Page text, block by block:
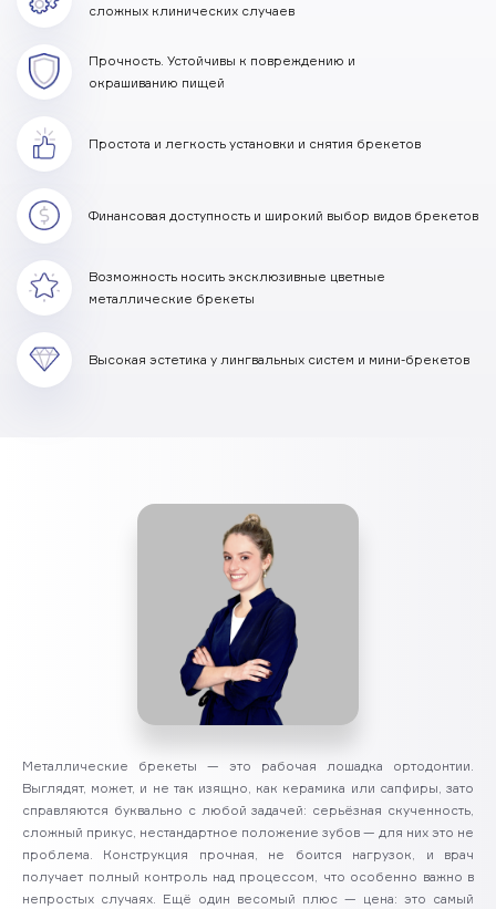
сложных клинических случаев
Прочность. Устойчивы к повреждению и
окрашиванию пищей
Простота и легкость установки и снятия брекетов
Финансовая доступность и широкий выбор видов брекетов
Возможность носить эксклюзивные цветные
металлические брекеты
Высокая эстетика у лингвальных систем и мини-брекетов
Металлические брекеты — это рабочая лошадка ортодонтии.
Выглядят, может, и не так изящно, как керамика или сапфиры, зато
справляются буквально с любой задачей: серьёзная скученность,
сложный прикус, нестандартное положение зубов — для них это не
проблема. Конструкция прочная, не боится нагрузок, и врач
получает полный контроль над процессом, что особенно важно в
непростых случаях. Ещё один весомый плюс — цена: это самый